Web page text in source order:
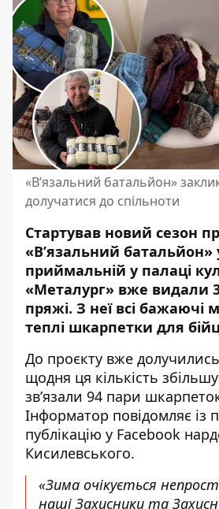
«В’язальний батальйон»
долучатися до спільноти
Стартував новий сезон
«Вʼязальний батальйон»
приймальній у палаці
«Металург» вже видали
пряжі. З неї всі бажаючі
теплі шкарпетки для
До проєкту вже
щодня ця кількість
звʼязали 94 пари
Інформатор повідомляє із
публікацію у Facebook
Кисилевського.
«Зима очікується
наші Захисники та